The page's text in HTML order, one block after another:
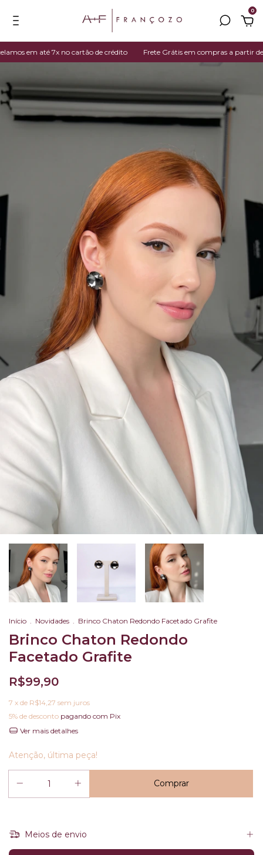
0
em até 7x no cartão de crédito Frete Grátis em compras a partir de
Início Novidades Brinco Chaton Redondo Facetado Grafite
Brinco Chaton Redondo
Facetado Grafite
R$99,90
7 x de R$14,27 sem juros
5% de desconto pagando com Pix
Ver mais detalhes
Atenção, última peça!
Meios de envio